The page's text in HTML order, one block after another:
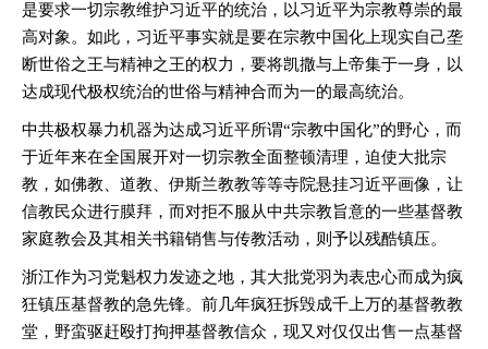
是要求一切宗教维护习近平的统治，以习近平为宗教尊崇的最
高对象。如此，习近平事实就是要在宗教中国化上现实自己垄
断世俗之王与精神之王的权力，要将凯撒与上帝集于一身，以
达成现代极权统治的世俗与精神合而为一的最高统治。
中共极权暴力机器为达成习近平所谓“宗教中国化”的野心，而
于近年来在全国展开对一切宗教全面整顿清理，迫使大批宗
教，如佛教、道教、伊斯兰教教等等寺院悬挂习近平画像，让
信教民众进行膜拜，而对拒不服从中共宗教旨意的一些基督教
家庭教会及其相关书籍销售与传教活动，则予以残酷镇压。
浙江作为习党魁权力发迹之地，其大批党羽为表忠心而成为疯
狂镇压基督教的急先锋。前几年疯狂拆毁成千上万的基督教教
堂，野蛮驱赶殴打拘押基督教信众，现又对仅仅出售一点基督